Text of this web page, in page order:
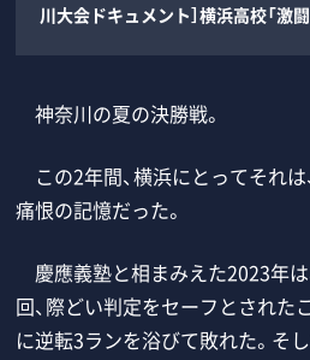
川大会ドキュメント］横浜高校「激
神奈川の夏の決勝戦。
この2年間、横浜にとってそれは
痛恨の記憶だった。
慶應義塾と相まみえた2023年
回、際どい判定をセーフとされた
に逆転3ランを浴びて敗れた。そ